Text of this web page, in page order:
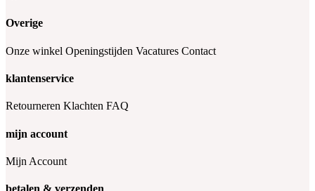
Overige
Onze winkel Openingstijden Vacatures Contact
klantenservice
Retourneren Klachten FAQ
mijn account
Mijn Account
betalen & verzenden